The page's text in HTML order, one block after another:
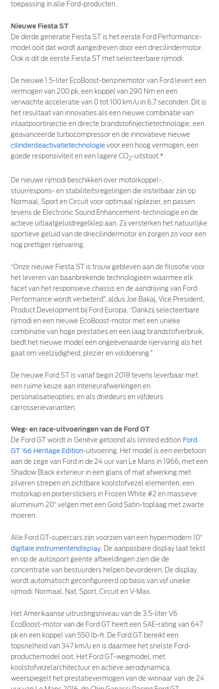
toepassing in alle Ford-producten.
Nieuwe Fiesta ST
De derde generatie Fiesta ST is het eerste Ford Performance-
model ooit dat wordt aangedreven door een driecilindermotor.
Ook is dit de eerste Fiesta ST met selecteerbare rijmodi.
De nieuwe 1.5-liter EcoBoost-benzinemotor van Ford levert een
vermogen van 200 pk, een koppel van 290 Nm en een
verwachte acceleratie van 0 tot 100 km/u in 6,7 seconden. Dit is
het resultaat van innovaties als een nieuwe combinatie van
inlaatpoortinjectie en directe brandstofinjectietechnologie, een
geavanceerde turbocompressor en de innovatieve nieuwe
cilinderdeactivatietechnologie voor een hoog vermogen, een
goede responsiviteit en een lagere CO2-uitstoot.*
De nieuwe rijmodi beschikken over motorkoppel-,
stuurrespons- en stabiliteitsregelingen die instelbaar zijn op
Normaal, Sport en Circuit voor optimaal rijplezier, en passen
tevens de Electronic Sound Enhancement-technologie en de
actieve uitlaatgeluidregelklep aan. Zij versterken het natuurlijke
sportieve geluid van de driecilindermotor en zorgen zo voor een
nog prettiger rijervaring.
“Onze nieuwe Fiesta ST is trouw gebleven aan de filosofie voor
het leveren van baanbrekende technologieën waarmee elk
facet van het responsieve chassis en de aandrijving van Ford
Performance wordt verbeterd”, aldus Joe Bakaj, Vice President,
Product Development bij Ford Europa. “Dankzij selecteerbare
rijmodi en een nieuwe EcoBoost-motor met een unieke
combinatie van hoge prestaties en een laag brandstofverbruik,
biedt het nieuwe model een ongeëvenaarde rijervaring als het
gaat om veelzijdigheid, plezier en voldoening.”
De nieuwe Ford ST is vanaf begin 2018 tevens leverbaar met
een ruime keuze aan interieurafwerkingen en
personalisatieopties, en als driedeurs en vijfdeurs
carrosserievarianten.
Weg- en race-uitvoeringen van de Ford GT
De Ford GT wordt in Genève getoond als limited edition Ford
GT ’66 Heritage Edition-uitvoering. Het model is een eerbetoon
aan de zege van Ford in de 24 uur van Le Mans in 1966, met een
Shadow Black exterieur in een glans of mat afwerking met
zilveren strepen en zichtbare koolstofvezel elementen; een
motorkap en portierstickers in Frozen White #2 en massieve
aluminium 20″ velgen met een Gold Satin-toplaag met zwarte
moeren.
Alle Ford GT-supercars zijn voorzien van een hypermodern 10″
digitale instrumentendisplay. De aanpasbare display laat tekst
en op de autosport geënte afbeeldingen zien die de
concentratie van bestuurders helpen bevorderen. De display
wordt automatisch geconfigureerd op basis van vijf unieke
rijmodi: Normaal, Nat, Sport, Circuit en V-Max.
Het Amerikaanse uitrustingsniveau van de 3.5-liter V6
EcoBoost-motor van de Ford GT heeft een SAE-rating van 647
pk en een koppel van 550 lb-ft. De Ford GT bereikt een
topsnelheid van 347 km/u en is daarmee het snelste Ford-
productiemodel ooit. Het Ford GT-wegmodel, met
koolstofvezelarchitectuur en actieve aerodynamica,
weerspiegelt het prestatievermogen van de winnaar van de 24